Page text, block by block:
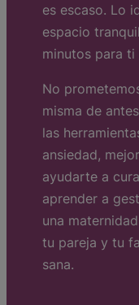
es escaso. Lo
espacio
minutos para ti
No
misma de
las
ansiedad,
ayudarte a
aprender a
una
tu pareja y tu
sana.